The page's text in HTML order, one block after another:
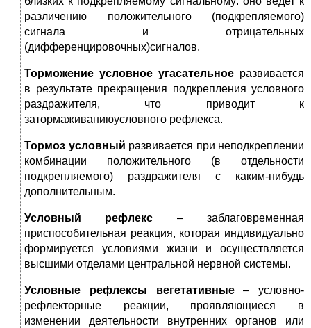
различению положительного (подкрепляемого)
сигнала и отрицательных
(дифференцировочных)сигналов.
Торможение условное угасательное развивается
в результате прекращения подкрепления условного
раздражителя, что приводит к
затормаживаниюусловного рефлекса.
Тормоз условный развивается при неподкреплении
комбинации положительного (в отдельности
подкрепляемого) раздражителя с каким-нибудь
дополнительным.
Условный рефлекс – заблаговременная
приспособительная реакция, которая индивидуально
формируется условиями жизни и осуществляется
высшими отделами центральной нервной системы.
Условные рефлексы вегетативные– условно-
рефлекторные реакции, проявляющиеся в
изменении деятельности внутренних органов или